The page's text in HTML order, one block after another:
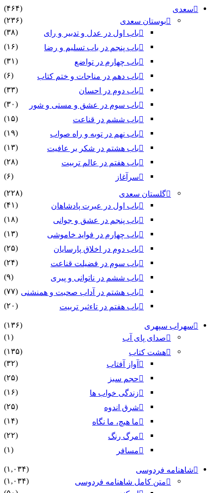
سعدی
(۴۶۴)
بوستان سعدی
(۲۳۶)
باب اول در عدل و تدبیر و رای
(۳۸)
باب پنجم در باب تسلیم و رضا
(۱۶)
باب چهارم در تواضع
(۳۱)
باب دهم در مناجات و ختم کتاب
(۶)
باب دوم در احسان
(۳۳)
باب سوم در عشق و مستی و شور
(۳۰)
باب ششم در قناعت
(۱۵)
باب نهم در توبه و راه صواب
(۱۹)
باب هشتم در شکر بر عافیت
(۱۳)
باب هفتم در عالم تربیت
(۲۸)
سرآغاز
(۶)
گلستان سعدی
(۲۲۸)
باب اول در عبرت پادشاهان
(۴۱)
باب پنجم در عشق و جوانى
(۱۸)
باب چهارم در فواید خاموشى
(۱۳)
باب دوم در اخلاق پارسایان
(۲۵)
باب سوم در فضیلت قناعت
(۲۴)
باب ششم در ناتوانى و پیرى
(۹)
باب هشتم در آداب صحبت و همنشنى (۷۷)
باب هفتم در تاءثیر تربیت
(۲۰)
سهراب سپهری
(۱۳۶)
صدای پای آب
(۱)
هشت کتاب
(۱۳۵)
آواز آفتاب
(۳۲)
حجم سبز
(۲۵)
زندگی خواب ها
(۱۶)
شرق اندوه
(۲۵)
ما هیچ، ما نگاه
(۱۴)
مرگ رنگ
(۲۲)
مسافر
(۱)
شاهنامه فردوسی
(۱,۰۳۴)
متن کامل شاهنامه فردوسی
(۱,۰۳۴)